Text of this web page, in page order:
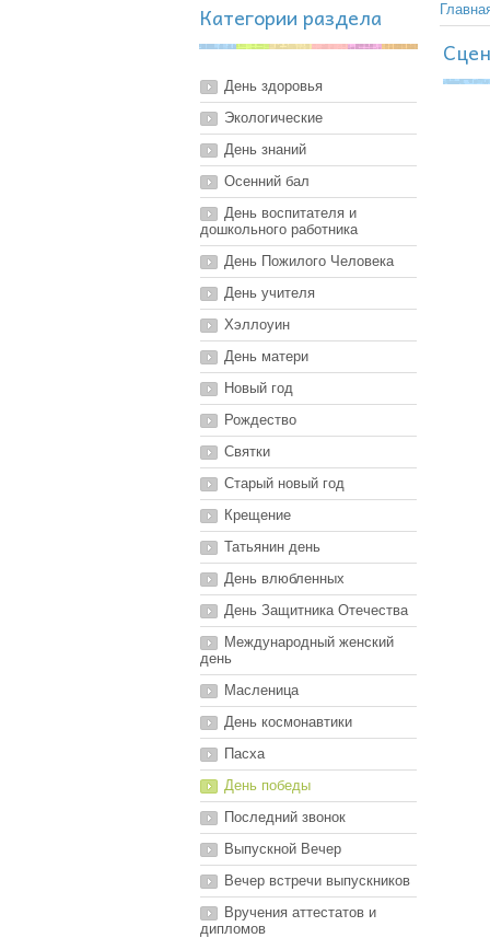
Категории раздела
День здоровья
Экологические
День знаний
Осенний бал
День воспитателя и
дошкольного работника
День Пожилого Человека
День учителя
Хэллоуин
День матери
Новый год
Рождество
Святки
Старый новый год
Крещение
Татьянин день
День влюбленных
День Защитника Отечества
Международный женский
день
Масленица
День космонавтики
Пасха
День победы
Последний звонок
Выпускной Вечер
Вечер встречи выпускников
Вручения аттестатов и
дипломов